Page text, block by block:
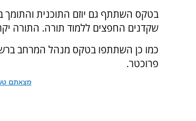
בטקס השתתף גם יוזם התוכנית והתומך
שקדנים החפצים ללמוד תורה. התורה
כמו כן השתתפו בטקס מנהל המרחב
פרוכטר.
מצאתם